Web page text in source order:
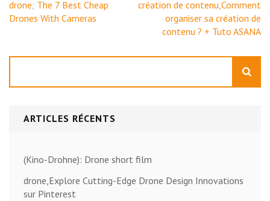
Navigation
de
drone; The 7 Best Cheap
Drones With Cameras
création de contenu,Comment
organiser sa création de
contenu ? + Tuto ASANA
ARTICLES RÉCENTS
(Kino-Drohne): Drone short film
drone,Explore Cutting-Edge Drone Design Innovations
sur Pinterest